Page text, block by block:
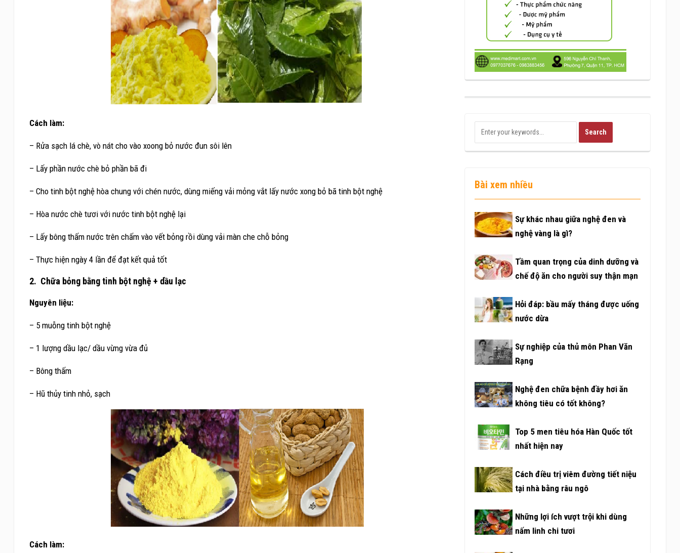
Cách làm:
– Rửa sạch lá chè, vò nát cho vào xoong bỏ nước đun sôi lên
– Lấy phần nước chè bỏ phần bã đi
– Cho tinh bột nghệ hòa chung với chén nước, dùng miếng vải mỏng vắt lấy nước xong bỏ bã tinh bột nghệ
– Hòa nước chè tươi với nước tinh bột nghệ lại
– Lấy bông thấm nước trên chấm vào vết bỏng rồi dùng vải màn che chỗ bỏng
– Thực hiện ngày 4 lần để đạt kết quả tốt
2. Chữa bỏng bằng tinh bột nghệ + dầu lạc
Nguyên liệu:
– 5 muỗng tinh bột nghệ
– 1 lượng dầu lạc/ dầu vừng vừa đủ
– Bông thấm
– Hũ thủy tinh nhỏ, sạch
Cách làm:
Bài xem nhiều
Sự khác nhau giữa nghệ đen và
nghệ vàng là gì?
Tầm quan trọng của dinh dưỡng và
chế độ ăn cho người suy thận mạn
Hỏi đáp: bầu mấy tháng được uống
nước dừa
Sự nghiệp của thủ môn Phan Văn
Rạng
Nghệ đen chữa bệnh đầy hơi ăn
không tiêu có tốt không?
Top 5 men tiêu hóa Hàn Quốc tốt
nhất hiện nay
Cách điều trị viêm đường tiết niệu
tại nhà bằng râu ngô
Những lợi ích vượt trội khi dùng
nấm linh chi tươi